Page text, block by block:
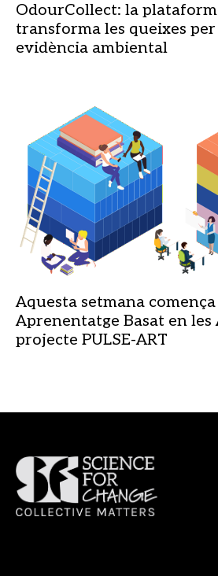
OdourCollect: la
transforma les queixes
evidència ambiental
Aquesta setmana
Aprenentatge Basat en les
projecte PULSE-ART